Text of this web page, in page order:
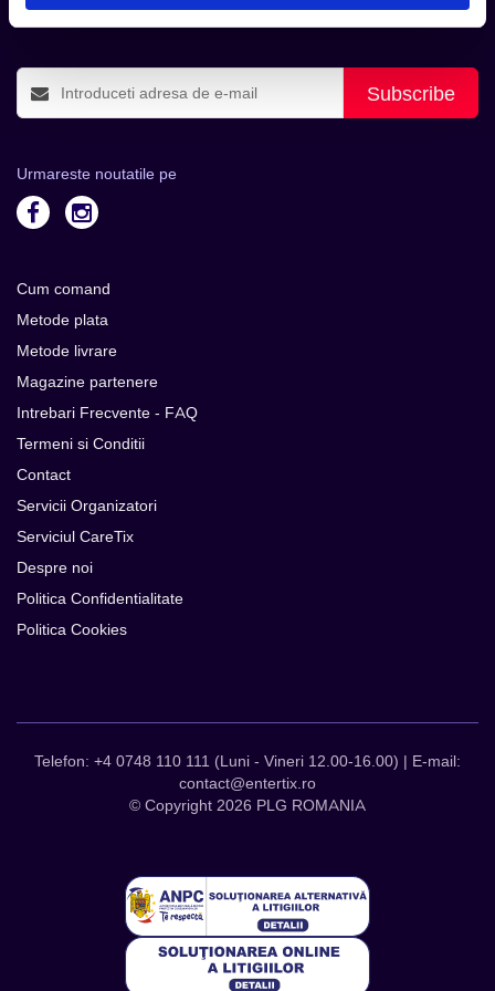
evenimentele noi.
Subscribe
Urmareste noutatile pe
Cum comand
Metode plata
Metode livrare
Magazine partenere
Intrebari Frecvente - FAQ
Termeni si Conditii
Contact
Servicii Organizatori
Serviciul CareTix
Despre noi
Politica Confidentialitate
Politica Cookies
Telefon: +4 0748 110 111 (Luni - Vineri 12.00-16.00) | E-mail:
contact@entertix.ro
© Copyright 2026 PLG ROMANIA